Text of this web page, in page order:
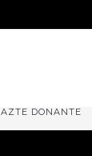
DONANTE